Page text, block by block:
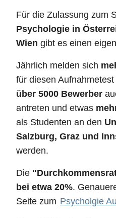
Für die Zulassung zum
Psychologie in
Wien gibt es einen
Jährlich melden sich
für diesen
über 5000 Bewerber
antreten und etwas
als Studenten an den
Salzburg, Graz und
werden.
Die
bei etwa 20%.
Seite zum Psycholgie